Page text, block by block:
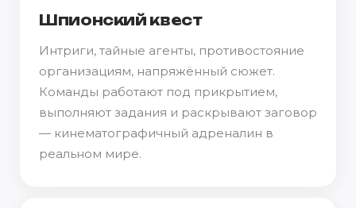
Шпионский квест
Интриги, тайные агенты, противостояние
организациям, напряжённый сюжет.
Команды работают под прикрытием,
выполняют задания и раскрывают заговор
— кинематографичный адреналин в
реальном мире.